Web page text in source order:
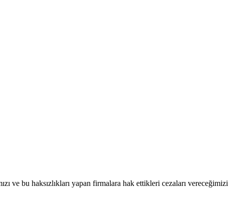
ve bu haksızlıkları yapan firmalara hak ettikleri cezaları vereceğimizi